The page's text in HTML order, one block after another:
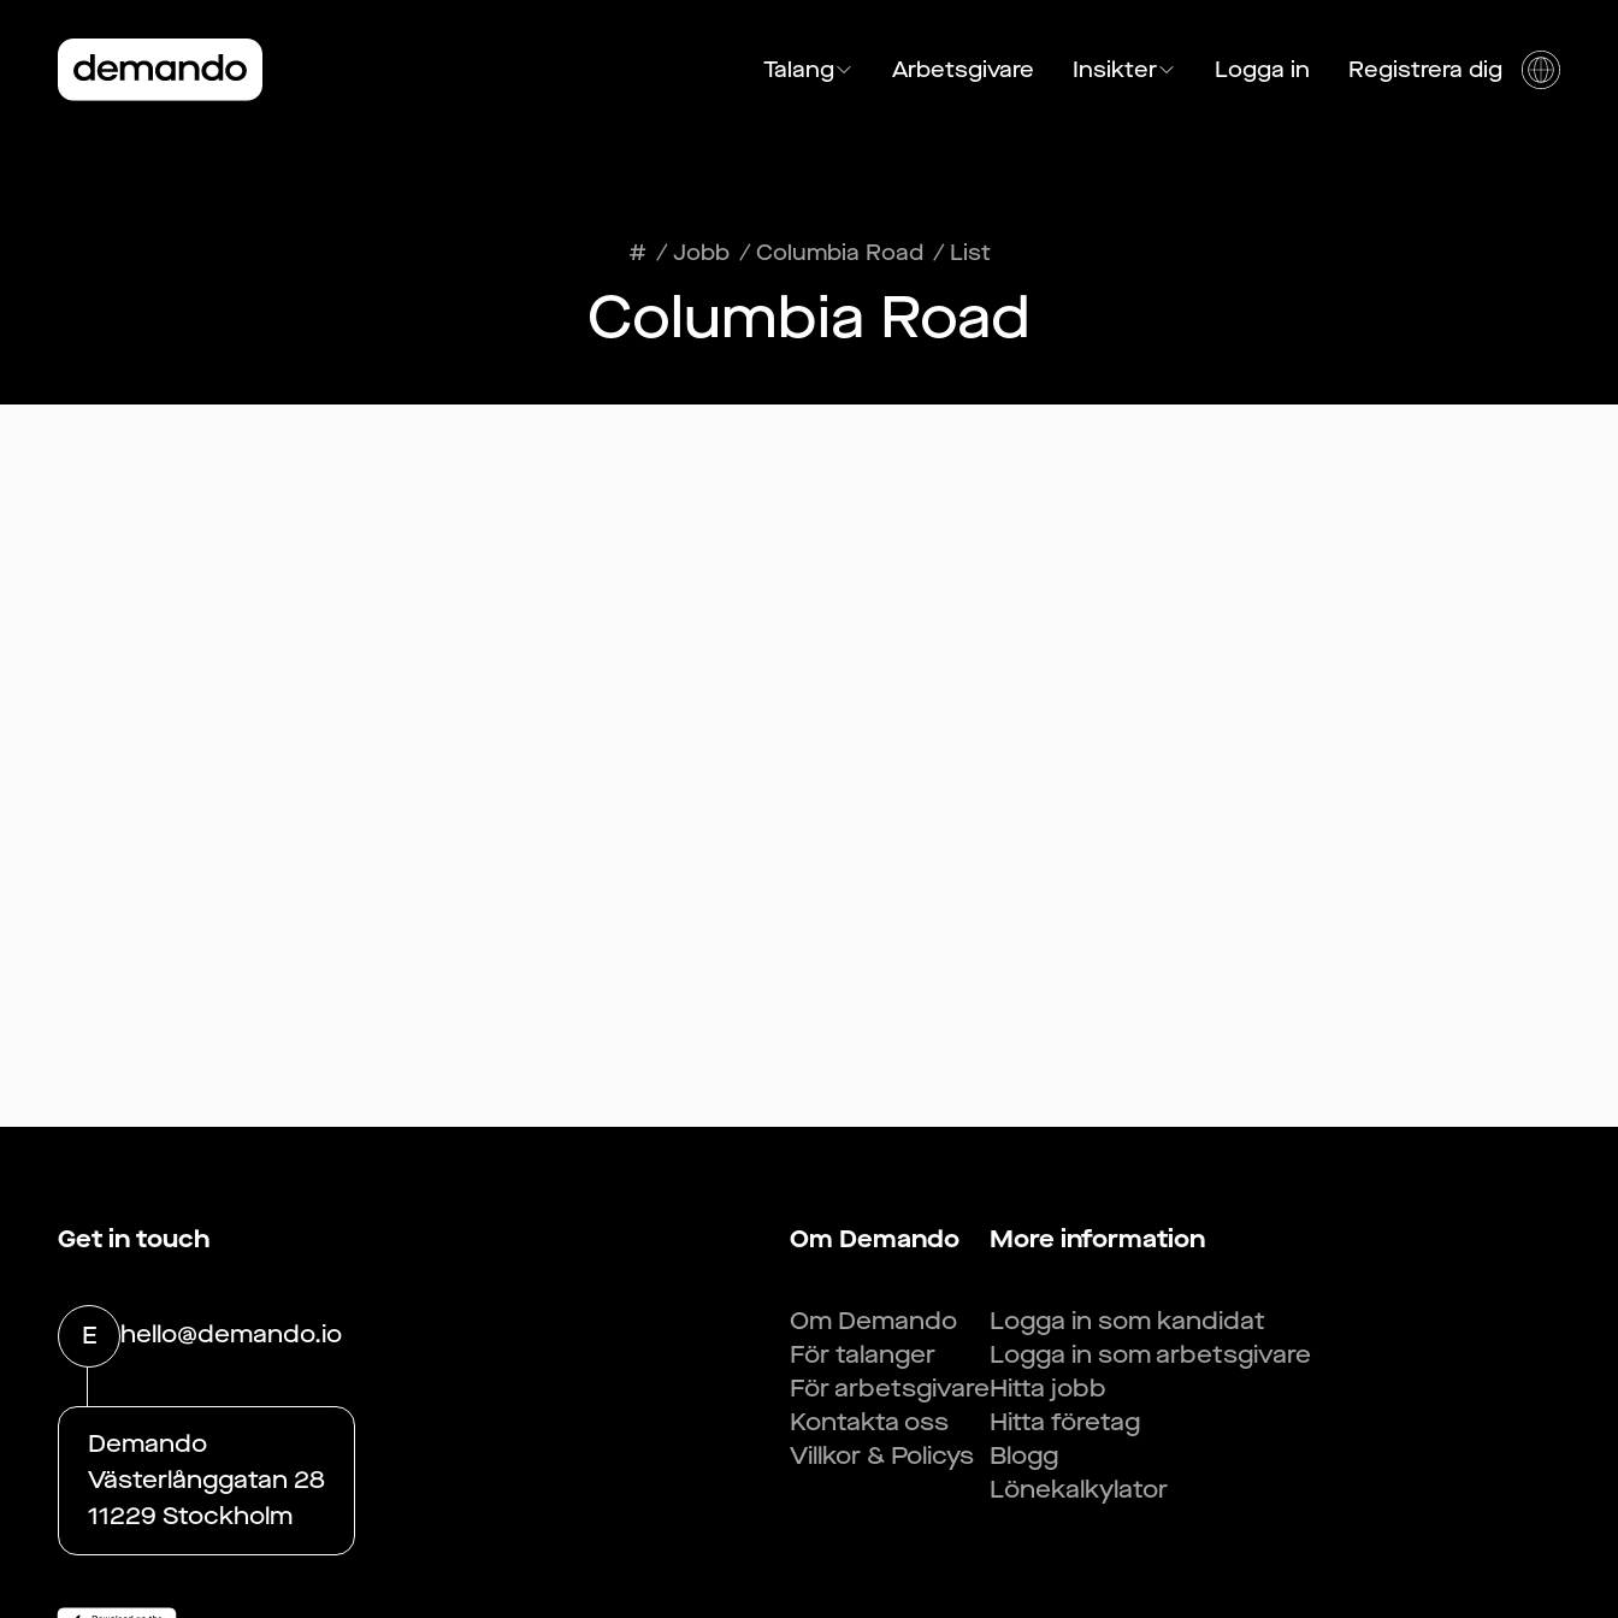
Talang Arbetsgivare Insikter Logga in Registrera dig
# /Jobb /Columbia Road / List
Columbia Road
Get in touch
E hello@demando.io
Demando
Västerlånggatan 28
11229 Stockholm
Om Demando
Om Demando
För talanger
För arbetsgivare
Kontakta oss
Villkor & Policys
More information
Logga in som kandidat
Logga in som arbetsgivare
Hitta jobb
Hitta företag
Blogg
Lönekalkylator